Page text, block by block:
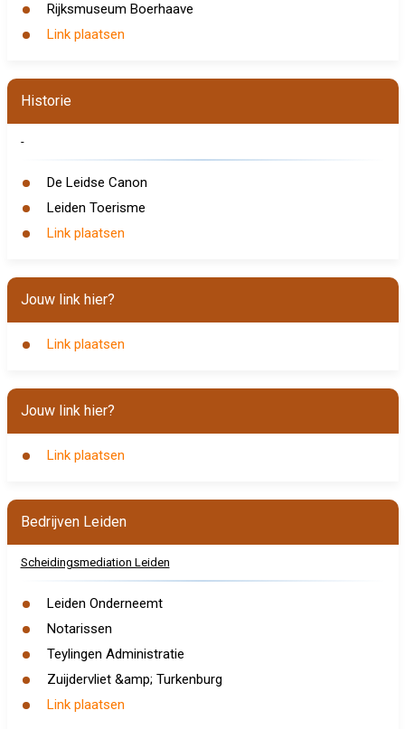
Rijksmuseum Boerhaave
Link plaatsen
Historie
-
De Leidse Canon
Leiden Toerisme
Link plaatsen
Jouw link hier?
Link plaatsen
Jouw link hier?
Link plaatsen
Bedrijven Leiden
Scheidingsmediation Leiden
Leiden Onderneemt
Notarissen
Teylingen Administratie
Zuijdervliet &amp; Turkenburg
Link plaatsen